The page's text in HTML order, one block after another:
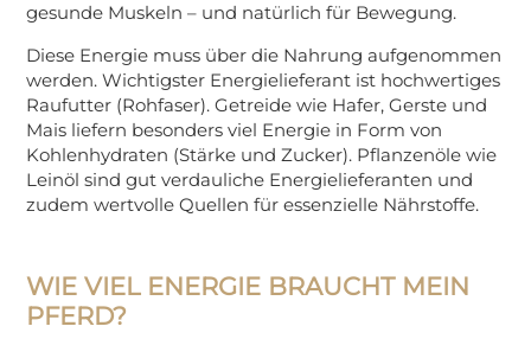
gesunde Muskeln – und natürlich für Bewegung.
Diese Energie muss über die Nahrung aufgenommen
werden. Wichtigster Energielieferant ist hochwertiges
Raufutter (Rohfaser). Getreide wie Hafer, Gerste und
Mais liefern besonders viel Energie in Form von
Kohlenhydraten (Stärke und Zucker). Pflanzenöle wie
Leinöl sind gut verdauliche Energielieferanten und
zudem wertvolle Quellen für essenzielle Nährstoffe.
WIE VIEL ENERGIE BRAUCHT MEIN
PFERD?